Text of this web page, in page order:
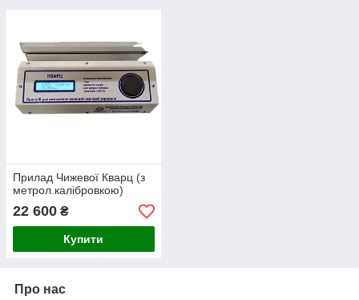
Прилад Чижевої Кварц (з
метрол.калібровкою)
22 600 ₴
Купити
Про нас